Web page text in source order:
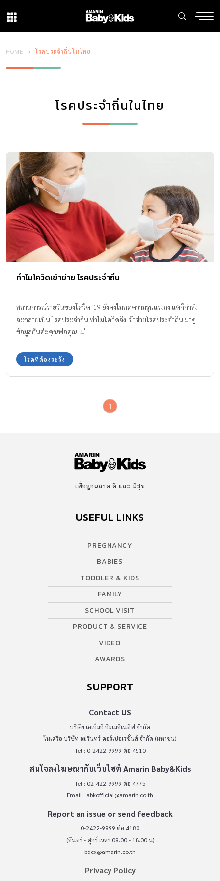
HOME โรคประจำถิ่นในไทย
โรคประจำถิ่นในไทย
ทำไมโควิดเข้าข่าย โรคประจำถิ่น
สถานการณ์รายวันของโควิด-19 ยังคงไม่ลดความรุนแรงลง แต่ก็กำลัง
จะกลายเป็น โรคประจำถิ่น ทำไมโควิดจึงเข้าข่ายโรคประจำถิ่น มาดู
ข้อมูลกันค่ะคุณพ่อคุณแม่
โรคที่ต้องระวัง
1
เพื่อลูกฉลาด ดี และ มีสุข
USEFUL LINKS
PREGNANCY
BABIES
TODDLER & KIDS
FAMILY
SCHOOL VISIT
PRODUCT & SERVICE
VIDEO
AWARDS
SUPPORT
Contact US
บริษัท เอเอ็มอี อิมเมจิเนทีฟ จำกัด
ในเครือ บริษัท อมรินทร์ คอร์เปอเรชั่นส์ จำกัด (มหาชน)
Tel : 0-2422-9999 ต่อ 4510
สนใจลงโฆษณากับเว็บไซต์ Amarin Baby&Kids
Tel : 02-422-9999 ต่อ 4775
Email : abkofficial@amarin.co.th
Report an issue or send feedback
0-2422-9999 ต่อ 4180
(จันทร์ - ศุกร์ เวลา 09.00 - 18.00 น)
bdcx@amarin.co.th
Privacy Policy